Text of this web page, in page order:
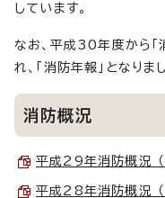
しています。
なお、平成30年度から「
れ、「消防年報」となりま
消防概況
平成29年消防概況
平成28年消防概況